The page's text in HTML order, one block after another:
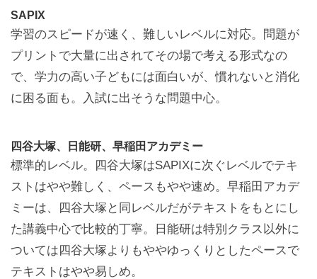
SAPIX
学習のスピードが速く、難しいレベルに対応。問題が
プリントで大量に出されてその場で考える形式なの
で、学力の高い子どもには面白いが、慣れないと消化
に困る面も。入試に出そうな問題中心。
四谷大塚、日能研、早稲田アカデミー
標準的レベル。四谷大塚はSAPIXに次ぐレベルでテキ
ストはやや難しく、ペースもやや速め。早稲田アカデ
ミーは、四谷大塚と同レベルだがテキストをもとにし
た講義中心で比較的丁寧。日能研は特別クラス以外に
ついては四谷大塚よりもややゆっくりとしたペースで
テキストはやや易しめ。